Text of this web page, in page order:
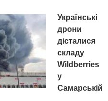
Українські
дрони
дісталися
складу
Wildberries
у
Самарській